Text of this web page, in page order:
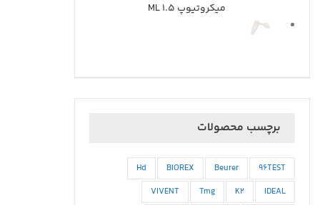
میکروتیوپ ML 1.5
برچسب محصولات
96TEST
Beurer
BIOREX
Hd
IDEAL
K2
Tmg
VIVENT